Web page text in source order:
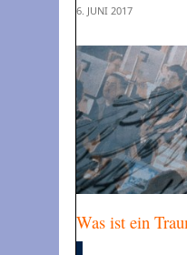
6. JUNI 2017
Was ist ein